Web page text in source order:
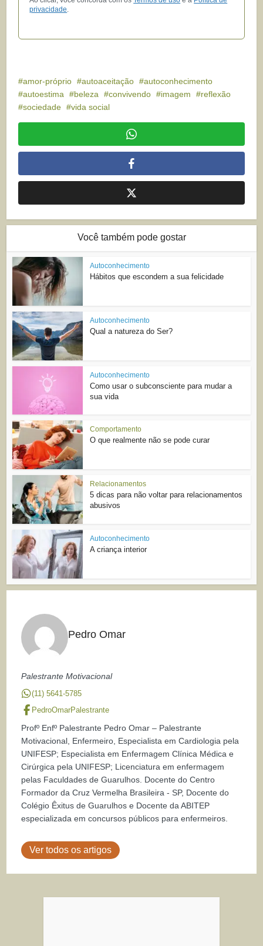
privacidade.
amor-próprio autoaceitação
autoconhecimento
autoestima
beleza convivendo imagem
reflexão
sociedade
vida social
Você também pode gostar
Autoconhecimento
Hábitos que escondem a sua felicidade
Autoconhecimento
Qual a natureza do Ser?
Autoconhecimento
Como usar o subconsciente para mudar a
sua vida
Comportamento
O que realmente não se pode curar
Relacionamentos
5 dicas para não voltar para relacionamentos
abusivos
Autoconhecimento
A criança interior
Pedro Omar
Palestrante Motivacional
(11) 5641-5785
PedroOmarPalestrante
Profº Enfº Palestrante Pedro Omar – Palestrante
Motivacional, Enfermeiro, Especialista em Cardiologia pela
UNIFESP; Especialista em Enfermagem Clínica Médica e
Cirúrgica pela UNIFESP; Licenciatura em enfermagem
pelas Faculdades de Guarulhos. Docente do Centro
Formador da Cruz Vermelha Brasileira - SP, Docente do
Colégio Êxitus de Guarulhos e Docente da ABITEP
especializada em concursos públicos para enfermeiros.
Ver todos os artigos